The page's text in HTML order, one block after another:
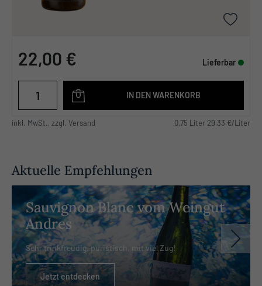
22,00 € Lieferbar
IN DEN WARENKORB
inkl. MwSt., zzgl. Versand 0,75 Liter 29,33 €/Liter
Aktuelle Empfehlungen
Sauvignon Blanc vom Weingut
Andres
Sehr trinkfreudig, puristisch, mit viel Zug!
Jetzt entdecken